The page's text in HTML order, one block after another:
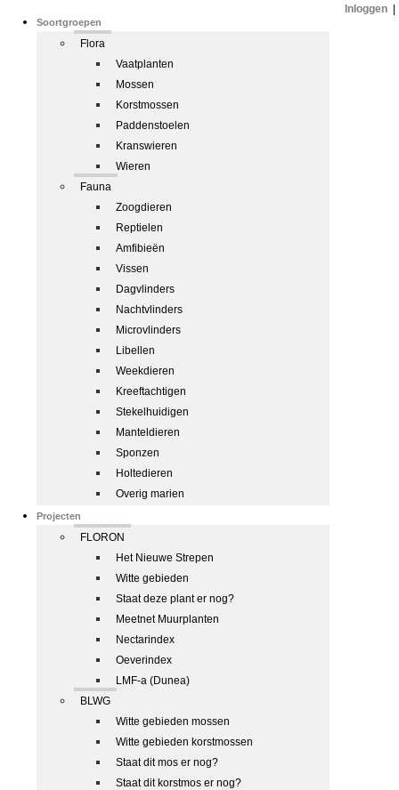
Soortgroepen
Flora
Vaatplanten
Mossen
Korstmossen
Paddenstoelen
Kranswieren
Wieren
Fauna
Zoogdieren
Reptielen
Amfibieën
Vissen
Dagvlinders
Nachtvlinders
Microvlinders
Libellen
Weekdieren
Kreeftachtigen
Stekelhuidigen
Manteldieren
Sponzen
Holtedieren
Overig marien
Projecten
FLORON
Het Nieuwe Strepen
Witte gebieden
Staat deze plant er nog?
Meetnet Muurplanten
Nectarindex
Oeverindex
LMF-a (Dunea)
BLWG
Witte gebieden mossen
Witte gebieden korstmossen
Staat dit mos er nog?
Staat dit korstmos er nog?
Inloggen